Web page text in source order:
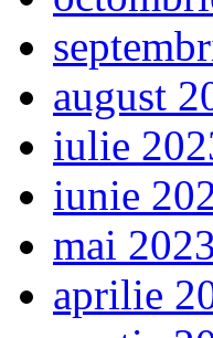
august
iulie
iunie
mai 2023
aprilie